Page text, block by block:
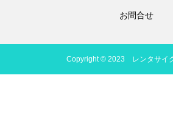
お問合せ
Copyright © 2023 レンタサイ